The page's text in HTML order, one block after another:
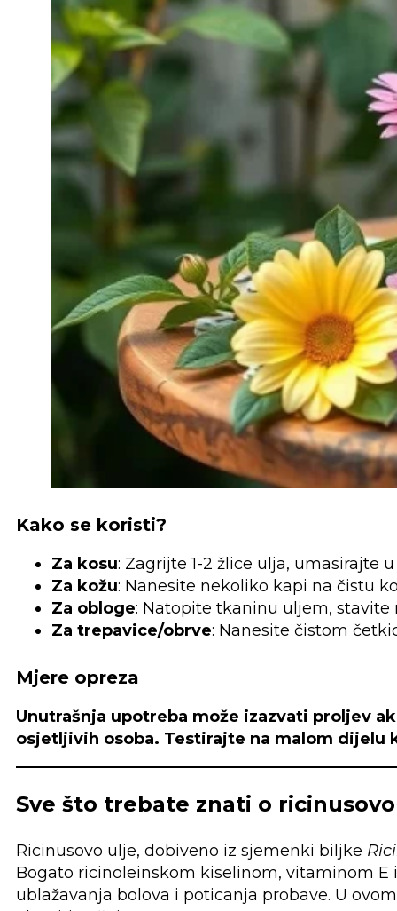
Kako se koristi?
Za kosu: Zagrijte 1-2 žlice ulja, umasirajte
Za kožu: Nanesite nekoliko kapi na čistu
Za obloge: Natopite tkaninu uljem,
Za trepavice/obrve: Nanesite čistom
Mjere opreza
Unutrašnja upotreba može izazvati proljev
osjetljivih osoba. Testirajte na malom dijelu
Sve što trebate znati o
Ricinusovo ulje, dobiveno iz sjemenki biljke
Bogato ricinoleinskom kiselinom, vitaminom
ublažavanja bolova i poticanja probave. U